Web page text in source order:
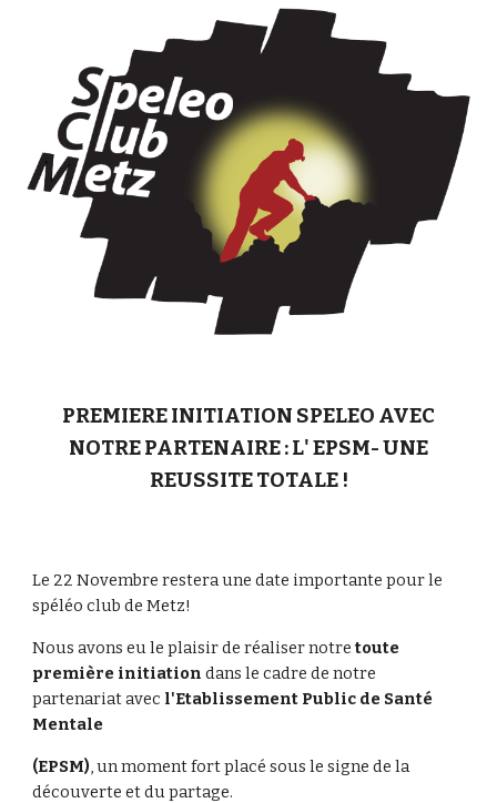
PREMIERE INITIATION SPELEO AVEC
NOTRE PARTENAIRE : L' EPSM- UNE
REUSSITE TOTALE !
Le 22 Novembre restera une date importante pour le
spéléo club de Metz!
Nous avons eu le plaisir de réaliser notretoute
première initiationdans le cadre de notre
partenariat avec l'Etablissement Public de Santé
Mentale
(EPSM), un moment fort placé sous le signe de la
découverte et du partage.